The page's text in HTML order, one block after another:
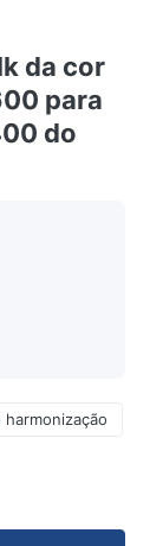
da cor
para
do